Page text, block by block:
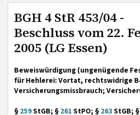
BGH 4 StR 453/04 -
Beschluss vom 22.
2005 (LG Essen)
Beweiswürdigung (ungenügende
für Hehlerei: Vortat, rechtswidrige
Versicherungsmissbrauch;
§259StGB; §261StPO; §263StGB; §